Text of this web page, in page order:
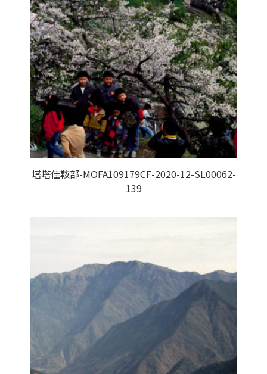
塔塔佳鞍部-MOFA109179CF-2020-12-SL00062-
139